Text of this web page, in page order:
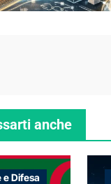
anche
e Difesa